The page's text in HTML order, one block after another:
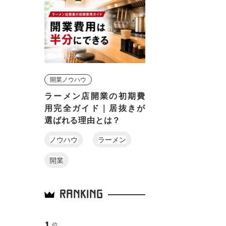
開業ノウハウ
ラーメン店開業の初期費
用完全ガイド｜居抜きが
選ばれる理由とは？
ノウハウ ラーメン
開業
RANKING